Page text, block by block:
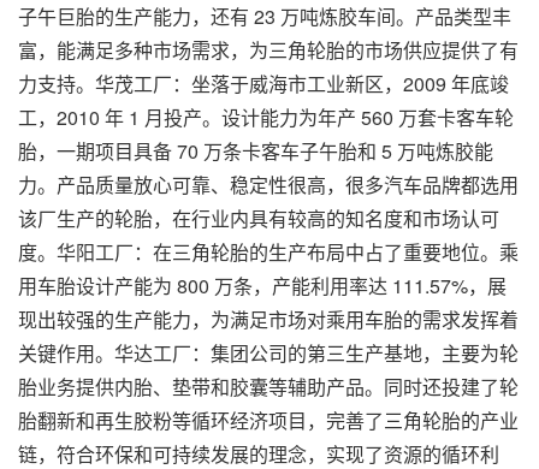
子午巨胎的生产能力，还有 23 万吨炼胶车间。产品类型丰
富，能满足多种市场需求，为三角轮胎的市场供应提供了有
力支持。华茂工厂：坐落于威海市工业新区，2009 年底竣
工，2010 年 1 月投产。设计能力为年产 560 万套卡客车轮
胎，一期项目具备 70 万条卡客车子午胎和 5 万吨炼胶能
力。产品质量放心可靠、稳定性很高，很多汽车品牌都选用
该厂生产的轮胎，在行业内具有较高的知名度和市场认可
度。华阳工厂：在三角轮胎的生产布局中占了重要地位。乘
用车胎设计产能为 800 万条，产能利用率达 111.57%，展
现出较强的生产能力，为满足市场对乘用车胎的需求发挥着
关键作用。华达工厂：集团公司的第三生产基地，主要为轮
胎业务提供内胎、垫带和胶囊等辅助产品。同时还投建了轮
胎翻新和再生胶粉等循环经济项目，完善了三角轮胎的产业
链，符合环保和可持续发展的理念，实现了资源的循环利